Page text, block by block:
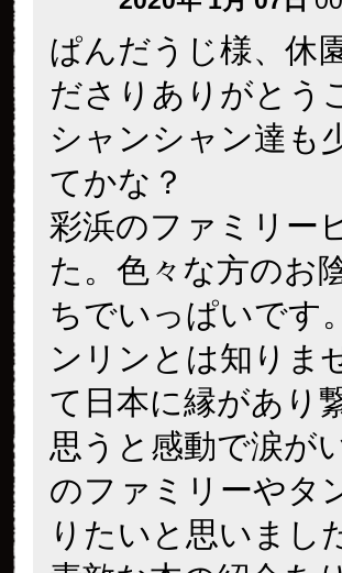
ぱんだうじ様、休
ださりありがとう
シャンシャン達も
てかな？
彩浜のファミリー
た。色々な方のお
ちでいっぱいです
ンリンとは知りま
て日本に縁があり
思うと感動で涙が
のファミリーやタ
りたいと思いまし